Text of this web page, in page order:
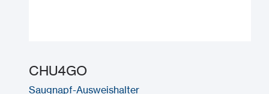
CHU4GO
Saugnapf-Ausweishalter